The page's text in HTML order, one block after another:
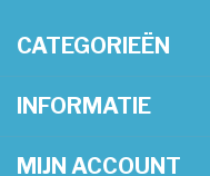
CATEGORIEËN
INFORMATIE
MIJN ACCOUNT